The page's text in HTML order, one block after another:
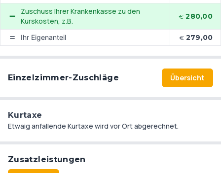
Vielfalt, die man sonst nur von Großstädten kennt. Für
Naturliebhaber lohnt sich ein Ausflug ins nahegelegene
Biosphärenreservat Rhön.
Zuschuss Ihrer Krankenkasse zu den
Kurskosten, z.B.
-€ 280,00
Ihr Eigenanteil € 279,00
Einzelzimmer-Zuschläge Übersicht
Kurtaxe
Etwaig anfallende Kurtaxe wird vor Ort abgerechnet.
Zusatzleistungen